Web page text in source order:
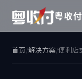
粤收付
首页/解决方案/便利店